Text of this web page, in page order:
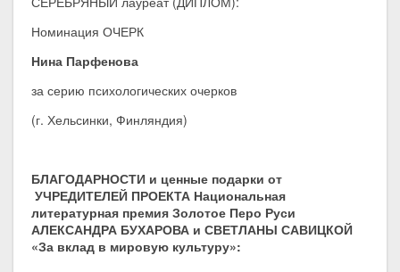
Номинация ОЧЕРК
Нина Парфенова
за серию психологических очерков
(г. Хельсинки, Финляндия)
БЛАГОДАРНОСТИ и ценные подарки от
УЧРЕДИТЕЛЕЙ ПРОЕКТА Национальная
литературная премия Золотое Перо Руси
АЛЕКСАНДРА БУХАРОВА и СВЕТЛАНЫ САВИЦКОЙ
«За вклад в мировую культуру»: